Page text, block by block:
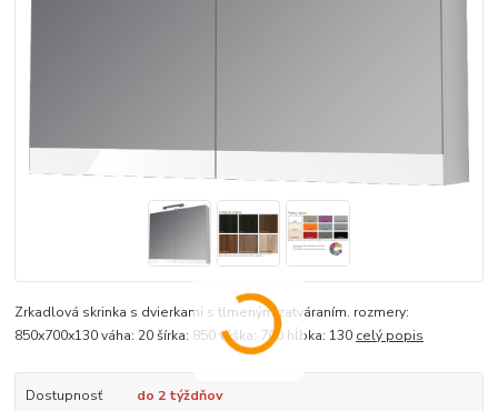
Zrkadlová skrinka s dvierkami s tlmeným zatváraním. rozmery:
850x700x130 váha: 20 šírka: 850 výška: 700 hĺbka: 130 celý popis
Dostupnosť
do 2 týždňov